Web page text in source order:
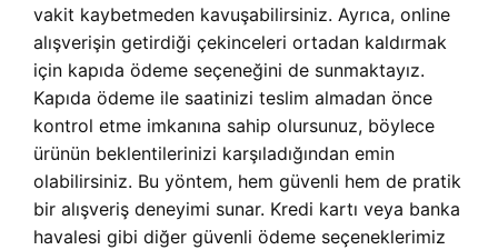
vakit kaybetmeden kavuşabilirsiniz. Ayrıca, online
alışverişin getirdiği çekinceleri ortadan kaldırmak
için kapıda ödeme seçeneğini de sunmaktayız.
Kapıda ödeme ile saatinizi teslim almadan önce
kontrol etme imkanına sahip olursunuz, böylece
ürünün beklentilerinizi karşıladığından emin
olabilirsiniz. Bu yöntem, hem güvenli hem de pratik
bir alışveriş deneyimi sunar. Kredi kartı veya banka
havalesi gibi diğer güvenli ödeme seçeneklerimiz